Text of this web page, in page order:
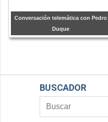
Conversación telemática con Pedro
Duque
BUSCADOR